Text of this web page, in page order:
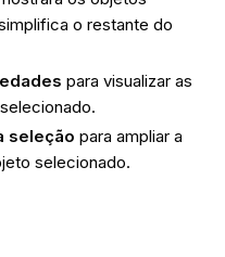
o restante do
para visualizar as
seleção para ampliar a
selecionado.